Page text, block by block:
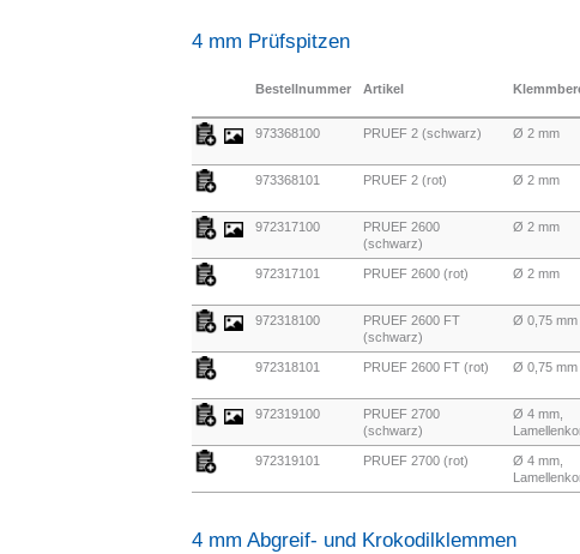
4 mm Prüfspitzen
Bestellnummer Artikel
973368100
PRUEF 2 (schwarz) Ø 2 mm
973368101 PRUEF 2 (rot) Ø 2 mm
972317100
PRUEF 2600
(schwarz)
Ø 2 mm
972317101 PRUEF 2600 (rot) Ø 2 mm
972318100
PRUEF 2600 FT
(schwarz)
Ø 0,75 mm
972318101 PRUEF 2600 FT (rot) Ø 0,75 mm
972319100
PRUEF 2700
(schwarz)
Ø 4 mm,
972319101 PRUEF 2700 (rot)
Ø 4 mm,
4 mm Abgreif- und Krokodilklemmen